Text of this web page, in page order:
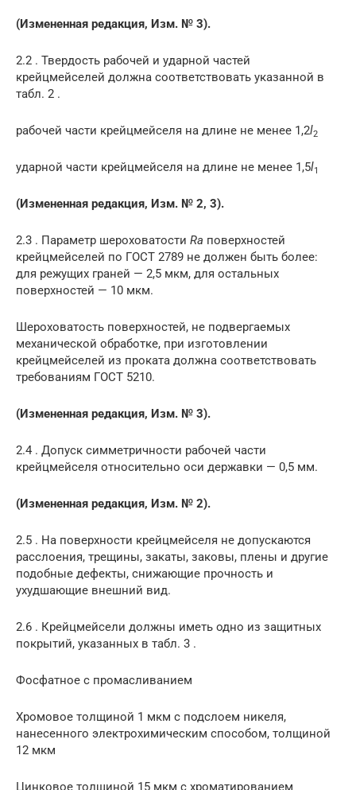
(Измененная редакция, Изм. № 3).
2.2 . Твердость рабочей и ударной частей
крейцмейселей должна соответствовать указанной в
табл. 2 .
рабочей части крейцмейселя на длине не менее 1,2l2
ударной части крейцмейселя на длине не менее 1,5l1
(Измененная редакция, Изм. № 2, 3).
2.3 . Параметр шероховатости Ra поверхностей
крейцмейселей по ГОСТ 2789 не должен быть более:
для режущих граней — 2,5 мкм, для остальных
поверхностей — 10 мкм.
Шероховатость поверхностей, не подвергаемых
механической обработке, при изготовлении
крейцмейселей из проката должна соответствовать
требованиям ГОСТ 5210.
(Измененная редакция, Изм. № 3).
2.4 . Допуск симметричности рабочей части
крейцмейселя относительно оси державки — 0,5 мм.
(Измененная редакция, Изм. № 2).
2.5 . На поверхности крейцмейселя не допускаются
расслоения, трещины, закаты, заковы, плены и другие
подобные дефекты, снижающие прочность и
ухудшающие внешний вид.
2.6 . Крейцмейсели должны иметь одно из защитных
покрытий, указанных в табл. 3 .
Фосфатное с промасливанием
Хромовое толщиной 1 мкм с подслоем никеля,
нанесенного электрохимическим способом, толщиной
12 мкм
Цинковое толщиной 15 мкм с хроматированием